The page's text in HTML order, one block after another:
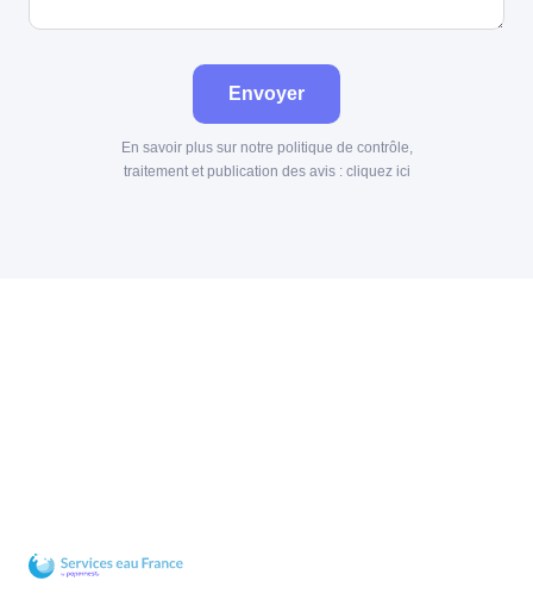
Envoyer
En savoir plus sur notre politique de contrôle,
traitement et publication des avis : cliquez ici